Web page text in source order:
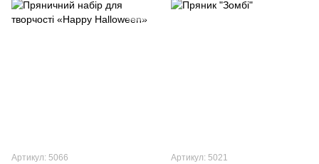
Артикул: 5066 Артикул: 5021